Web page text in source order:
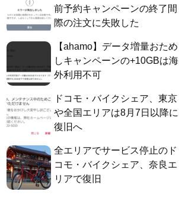
前予約キャンペーンの終了間
際の注文に失敗した
【ahamo】データ増量おため
しキャンペーンの+10GBは海
外利用不可
ドコモ・バイクシェア、東京
や全国エリアは8月7日以降に
復旧へ
全エリアでサービス停止のド
コモ・バイクシェア、奈良エ
リアで復旧